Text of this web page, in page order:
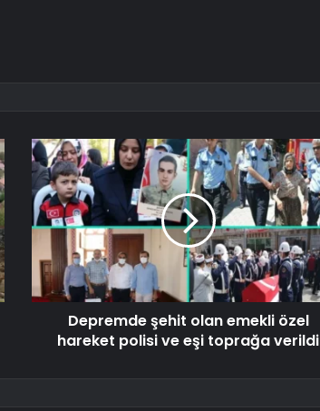
Depremde şehit olan emekli özel
hareket polisi ve eşi toprağa verildi